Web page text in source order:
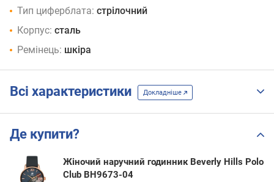
Тип циферблата: стрілочний
Корпус: сталь
Ремінець: шкіра
Всі характеристики Докладніше
Де купити?
Жіночий наручний годинник Beverly Hills Polo
Club BH9673-04